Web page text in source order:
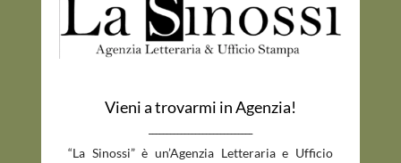
Vieni a trovarmi in Agenzia!
“La Sinossi” è un’Agenzia Letteraria e Ufficio